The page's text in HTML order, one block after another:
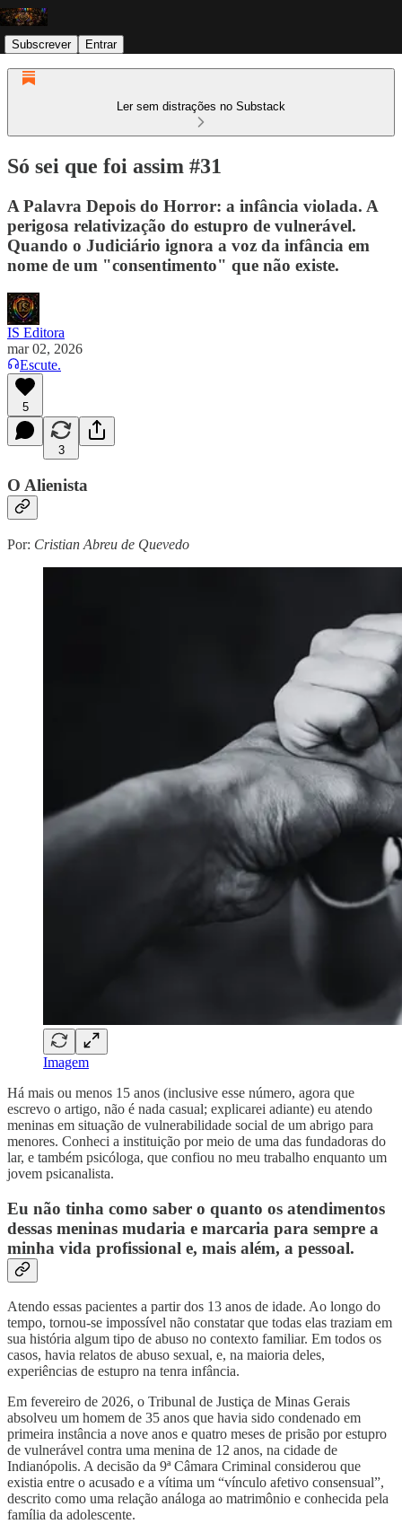
Subscrever Entrar
Ler sem distrações no Substack
Só sei que foi assim #31
A Palavra Depois do Horror: a infância violada. A
perigosa relativização do estupro de vulnerável.
Quando o Judiciário ignora a voz da infância em
nome de um "consentimento" que não existe.
IS Editora
mar 02, 2026
Escute.
5
3
O Alienista
Por: Cristian Abreu de Quevedo
Imagem
Há mais ou menos 15 anos (inclusive esse número, agora que
escrevo o artigo, não é nada casual; explicarei adiante) eu atendo
meninas em situação de vulnerabilidade social de um abrigo para
menores. Conheci a instituição por meio de uma das fundadoras do
lar, e também psicóloga, que confiou no meu trabalho enquanto um
jovem psicanalista.
Eu não tinha como saber o quanto os atendimentos
dessas meninas mudaria e marcaria para sempre a
minha vida profissional e, mais além, a pessoal.
Atendo essas pacientes a partir dos 13 anos de idade. Ao longo do
tempo, tornou-se impossível não constatar que todas elas traziam em
sua história algum tipo de abuso no contexto familiar. Em todos os
casos, havia relatos de abuso sexual, e, na maioria deles,
experiências de estupro na tenra infância.
Em fevereiro de 2026, o Tribunal de Justiça de Minas Gerais
absolveu um homem de 35 anos que havia sido condenado em
primeira instância a nove anos e quatro meses de prisão por estupro
de vulnerável contra uma menina de 12 anos, na cidade de
Indianópolis. A decisão da 9ª Câmara Criminal considerou que
existia entre o acusado e a vítima um “vínculo afetivo consensual”,
descrito como uma relação análoga ao matrimônio e conhecida pela
família da adolescente.